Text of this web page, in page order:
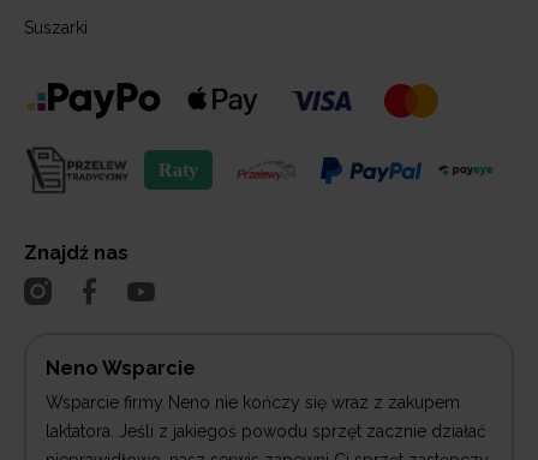
Suszarki
Znajdź nas
Neno Wsparcie
Wsparcie firmy Neno nie kończy się wraz z zakupem
laktatora. Jeśli z jakiegoś powodu sprzęt zacznie działać